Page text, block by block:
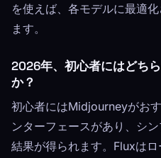
を使えば、各モデルに最適
ます。
2026年、初心者にはどち
か？
初心者にはMidjourneyがお
ンターフェースがあり、シ
結果が得られます。Fluxは